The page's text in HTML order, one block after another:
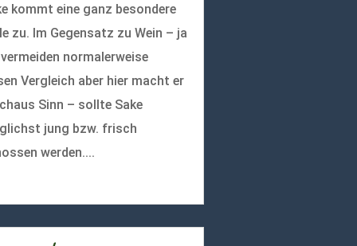
kommt eine ganz besondere
zu. Im Gegensatz zu Wein – ja
normalerweise
Vergleich aber hier macht er
Sinn – sollte Sake
jung bzw. frisch
werden....